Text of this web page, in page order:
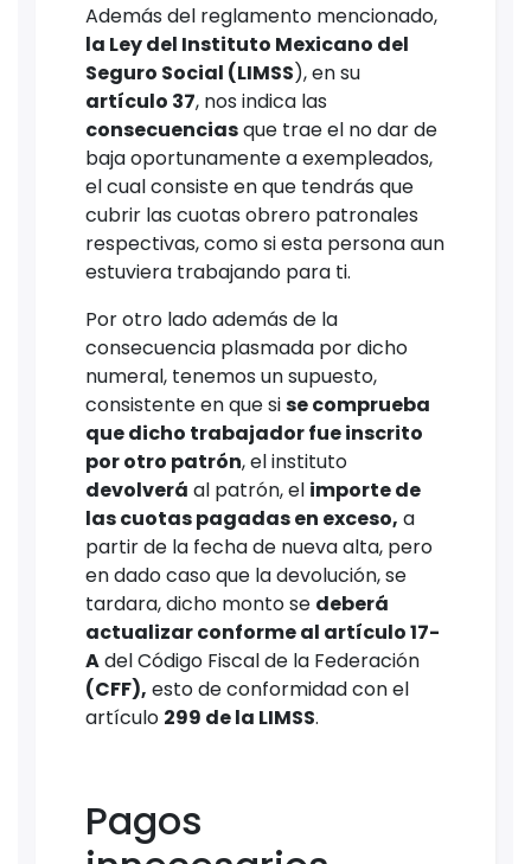
Además del reglamento mencionado,
la Ley del Instituto Mexicano del
Seguro Social (LIMSS), en su
artículo 37, nos indica las
consecuenciasque trae el no dar de
baja oportunamente a exempleados,
el cual consiste en que tendrás que
cubrir las cuotas obrero patronales
respectivas, como si esta persona aun
estuviera trabajando para ti.
Por otro lado además de la
consecuencia plasmada por dicho
numeral, tenemos un supuesto,
consistente en que sise comprueba
que dicho trabajador fue inscrito
por otro patrón, el instituto
devolverá al patrón, el importe de
las cuotas pagadas en exceso, a
partir de la fecha de nueva alta, pero
en dado caso que la devolución, se
tardara, dicho monto se deberá
actualizar conforme al artículo 17-
Adel Código Fiscal de la Federación
(CFF), esto de conformidad con el
artículo 299 de la LIMSS.
Pagos